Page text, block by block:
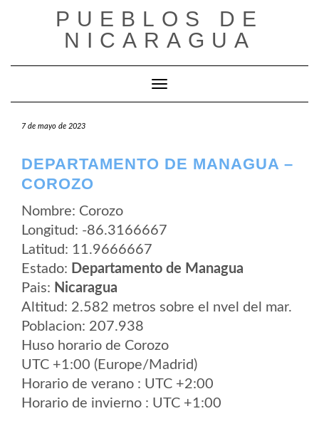
PUEBLOS DE
NICARAGUA
Cambiar modo de navegación
7 de mayo de 2023
DEPARTAMENTO DE MANAGUA –
COROZO
Nombre: Corozo
Longitud: -86.3166667
Latitud: 11.9666667
Estado: Departamento de Managua
Pais: Nicaragua
Altitud: 2.582 metros sobre el nvel del mar.
Poblacion: 207.938
Huso horario de Corozo
UTC +1:00 (Europe/Madrid)
Horario de verano : UTC +2:00
Horario de invierno : UTC +1:00